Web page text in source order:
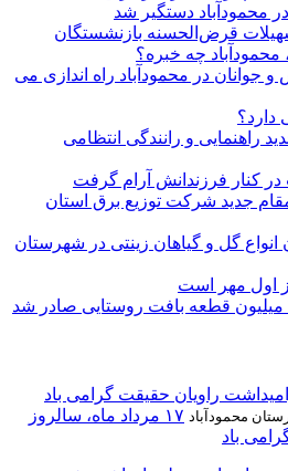
محمودآباد دستگیر شد
قرض‌الحسنه بازنشستگان
محمودآباد چه خبره؟
جوانان در محمودآباد راه اندازی می
دارد؟
راهنمایی و رانندگی انتظامی
کنار فرزندانش آرام گرفت
جدید شرکت توزیع برق استان
۴۵ میلیون انواع گل و گیاهان زینتی در شهرستان
اول مهر است
محمودآباد
۱۷ مرداد ماه، سالروز
باد